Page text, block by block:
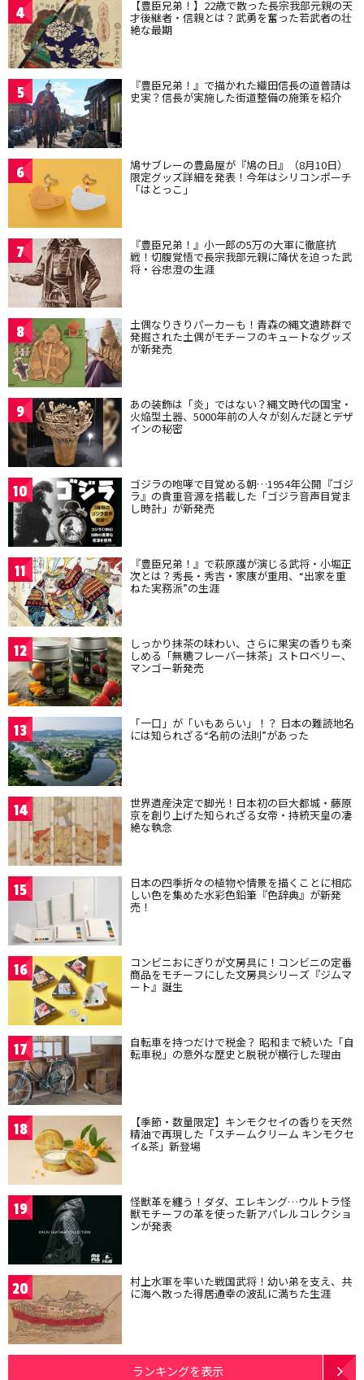
4 【豊臣兄弟！】22歳で散った長宗我部元親の天
才後継者・信親とは？武勇を奮った若武者の壮
絶な最期
5 『豊臣兄弟！』で描かれた織田信長の道普請は
史実？信長が実施した街道整備の施策を紹介
6 鳩サブレーの豊島屋が『鳩の日』（8月10日）
限定グッズ詳細を発表！今年はシリコンポーチ
「はとっこ」
7 『豊臣兄弟！』小一郎の5万の大軍に徹底抗
戦！切腹覚悟で長宗我部元親に降伏を迫った武
将・谷忠澄の生涯
8 土偶なりきりパーカーも！青森の縄文遺跡群で
発掘された土偶がモチーフのキュートなグッズ
が新発売
9 あの装飾は「炎」ではない？縄文時代の国宝・
火焔型土器、5000年前の人々が刻んだ謎とデザ
インの秘密
10 ゴジラの咆哮で目覚める朝…1954年公開『ゴジ
ラ』の貴重音源を搭載した「ゴジラ音声目覚ま
し時計」が新発売
11 『豊臣兄弟！』で萩原護が演じる武将・小堀正
次とは？秀長・秀吉・家康が重用、“出家を重
ねた実務派”の生涯
12 しっかり抹茶の味わい、さらに果実の香りも楽
しめる「無糖フレーバー抹茶」ストロベリー、
マンゴー新発売
13 「一口」が「いもあらい」！？ 日本の難読地名
には知られざる“名前の法則”があった
14 世界遺産決定で脚光！日本初の巨大都城・藤原
京を創り上げた知られざる女帝・持統天皇の凄
絶な執念
15 日本の四季折々の植物や情景を描くことに相応
しい色を集めた水彩色鉛筆『色辞典』が新発
売！
16 コンビニおにぎりが文房具に！コンビニの定番
商品をモチーフにした文房具シリーズ『ジムマ
ート』誕生
17 自転車を持つだけで税金？ 昭和まで続いた「自
転車税」の意外な歴史と脱税が横行した理由
18 【季節・数量限定】キンモクセイの香りを天然
精油で再現した「スチームクリーム キンモクセ
イ&茶」新登場
19 怪獣革を纏う！ダダ、エレキング…ウルトラ怪
獣モチーフの革を使った新アパレルコレクショ
ンが発表
20 村上水軍を率いた戦国武将！幼い弟を支え、共
に海へ散った得居通幸の波乱に満ちた生涯
ランキングを表示